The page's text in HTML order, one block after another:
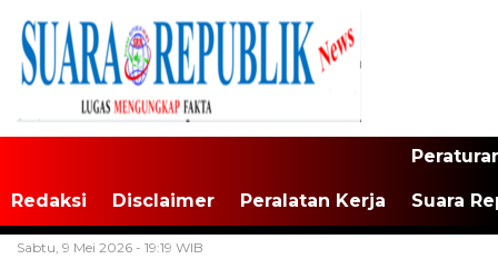
Redaksi Disclaimer Peralatan Kerja Suara
Sabtu, 9 Mei 2026 - 19:19 WIB